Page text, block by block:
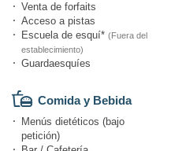
Venta de forfaits
Acceso a pistas
Escuela de esquí* (Fuera del
establecimiento)
Guardaesquíes
Comida y Bebida
Menús dietéticos (bajo
petición)